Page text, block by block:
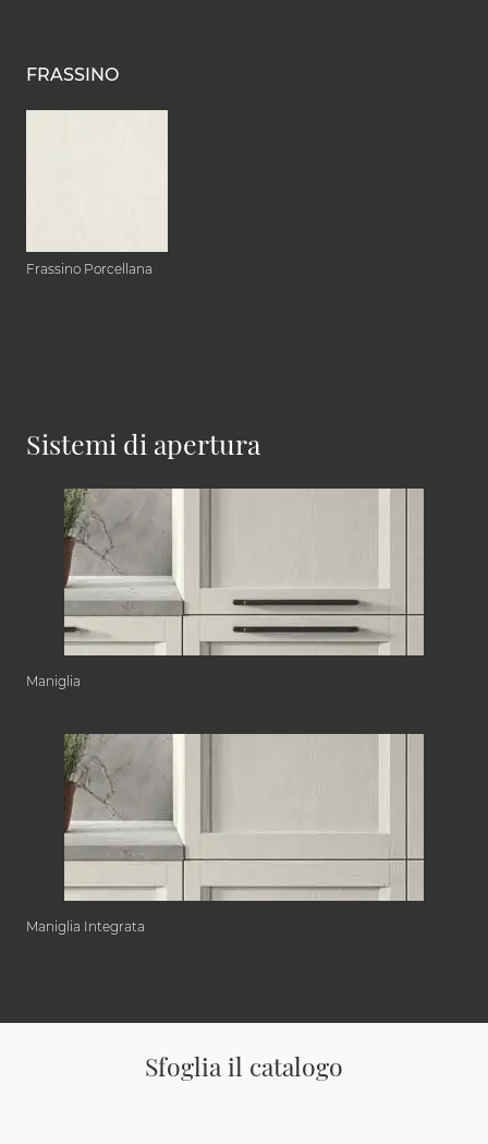
FRASSINO
Frassino Porcellana
Sistemi di apertura
Maniglia
Maniglia Integrata
Sfoglia il catalogo